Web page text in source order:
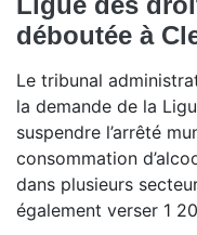
déboutée à
Le tribunal
la demande de la
suspendre l’arrêté
consommation
dans plusieurs
également verser 1